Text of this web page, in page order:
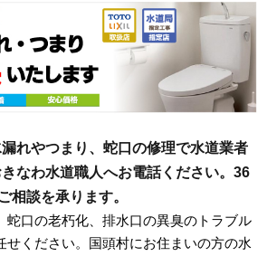
れやつまり、蛇口の修理で水道業者
なわ水道職人へお電話ください。36
相談を承ります。
蛇口の老朽化、排水口の異臭のトラブル
せください。国頭村にお住まいの方の水